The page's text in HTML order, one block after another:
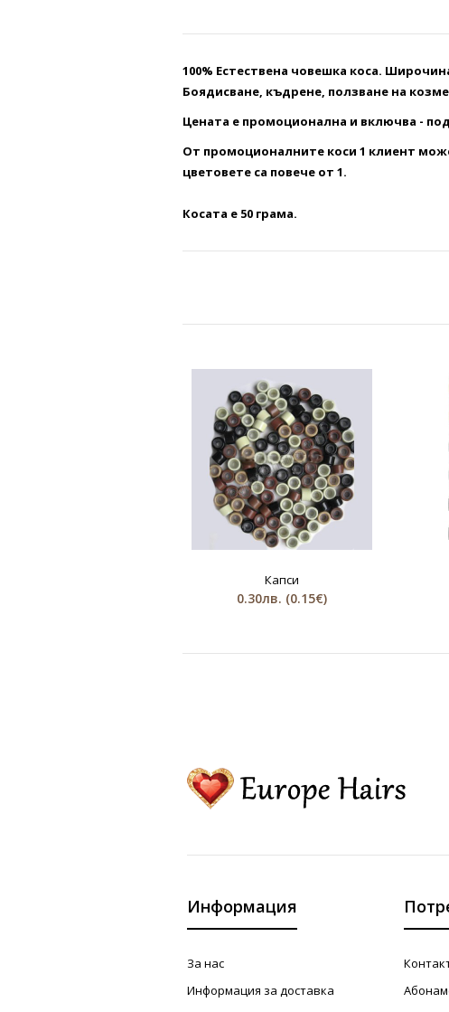
100% Естествена човешка коса.
Боядисване, къдрене, ползване на
Цената е промоционална и включва -
От промоционалните коси 1 клиент
цветовете са повече от 1.
Косата е 50 грама.
Капси
0.30лв. (0.15€)
Информация
За нас
Информация за доставка